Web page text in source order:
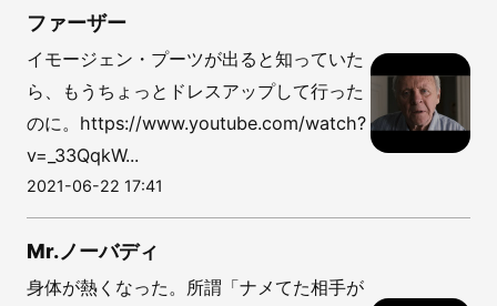
ファーザー
イモージェン・プーツが出ると知っていた
ら、もうちょっとドレスアップして行った
のに。https://www.youtube.com/watch?
v=_33QqkW...
2021-06-22 17:41
Mr.ノーバディ
身体が熱くなった。所謂「ナメてた相手が